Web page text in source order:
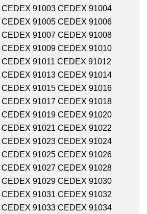
CEDEX 91003 CEDEX 91004
CEDEX 91005 CEDEX 91006
CEDEX 91007 CEDEX 91008
CEDEX 91009 CEDEX 91010
CEDEX 91011 CEDEX 91012
CEDEX 91013 CEDEX 91014
CEDEX 91015 CEDEX 91016
CEDEX 91017 CEDEX 91018
CEDEX 91019 CEDEX 91020
CEDEX 91021 CEDEX 91022
CEDEX 91023 CEDEX 91024
CEDEX 91025 CEDEX 91026
CEDEX 91027 CEDEX 91028
CEDEX 91029 CEDEX 91030
CEDEX 91031 CEDEX 91032
CEDEX 91033 CEDEX 91034